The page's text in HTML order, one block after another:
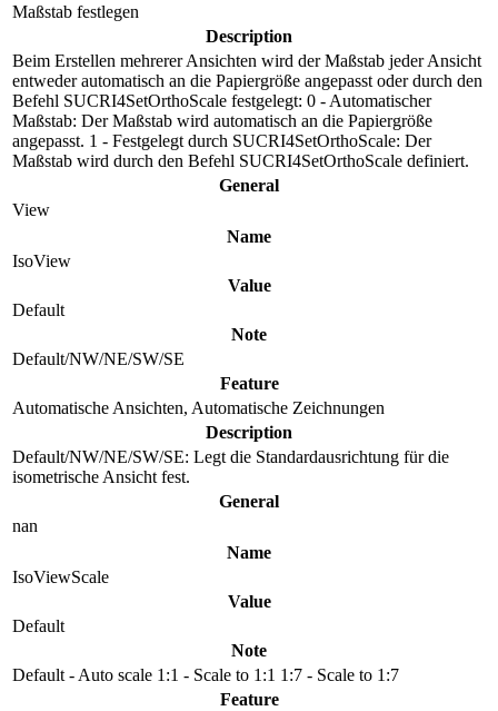
Maßstab festlegen
Description
Beim Erstellen mehrerer Ansichten wird der Maßstab jeder Ansicht
entweder automatisch an die Papiergröße angepasst oder durch den
Befehl SUCRI4SetOrthoScale festgelegt: 0 - Automatischer
Maßstab: Der Maßstab wird automatisch an die Papiergröße
angepasst. 1 - Festgelegt durch SUCRI4SetOrthoScale: Der
Maßstab wird durch den Befehl SUCRI4SetOrthoScale definiert.
General
View
Name
IsoView
Value
Default
Note
Default/NW/NE/SW/SE
Feature
Automatische Ansichten, Automatische Zeichnungen
Description
Default/NW/NE/SW/SE: Legt die Standardausrichtung für die
isometrische Ansicht fest.
General
nan
Name
IsoViewScale
Value
Default
Note
Default - Auto scale 1:1 - Scale to 1:1 1:7 - Scale to 1:7
Feature